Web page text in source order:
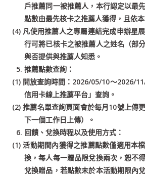
戶推薦同一被推薦人，本行認定以最
點數由最先核卡之推薦人獲得，且依
(4) 凡使用推薦人之專屬連結完成申辦星
行可將已核卡之被推薦人之姓名（部
與否提供與推薦人知悉。
推薦點數查詢：
(1) 開放查詢時間：2026/05/10～2026/
信用卡線上推薦平台」查詢。
(2) 推薦名單查詢頁面會於每月10號上傳
下一個工作日上傳）。
回饋、兌換時程以及使用方式：
(1) 活動期間內獲得之推薦點數僅適用本
換，每人每一贈品限兌換兩次，恕不
兌換贈品，若點數未於本活動期限內